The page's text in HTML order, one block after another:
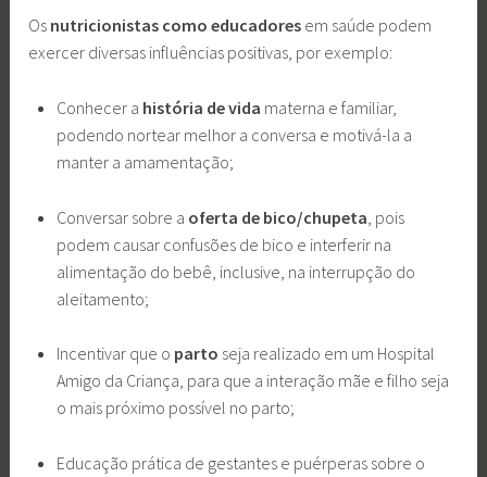
Os nutricionistas como educadores em saúde podem
exercer diversas influências positivas, por exemplo:
Conhecer a história de vida materna e familiar,
podendo nortear melhor a conversa e motivá-la a
manter a amamentação;
Conversar sobre a oferta de bico/chupeta , pois
podem causar confusões de bico e interferir na
alimentação do bebê, inclusive, na interrupção do
aleitamento;
Incentivar que o parto seja realizado em um Hospital
Amigo da Criança, para que a interação mãe e filho seja
o mais próximo possível no parto;
Educação prática de gestantes e puérperas sobre o